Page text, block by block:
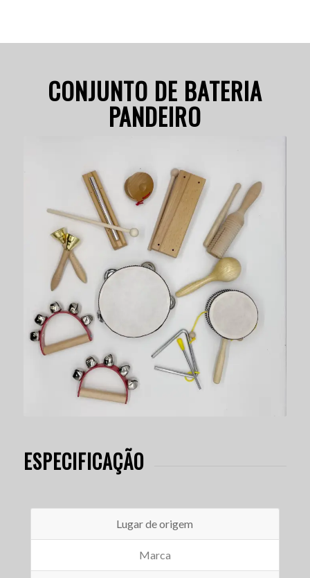
CONJUNTO DE BATERIA
PANDEIRO
ESPECIFICAÇÃO
Lugar de origem
Marca